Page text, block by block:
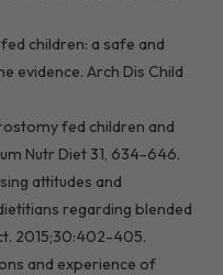
children: a safe and
evidence. Arch Dis Child
fed children and
Nutr Diet 31, 634-646.
attitudes and
regarding blended
2015;30:402-405.
and experience of